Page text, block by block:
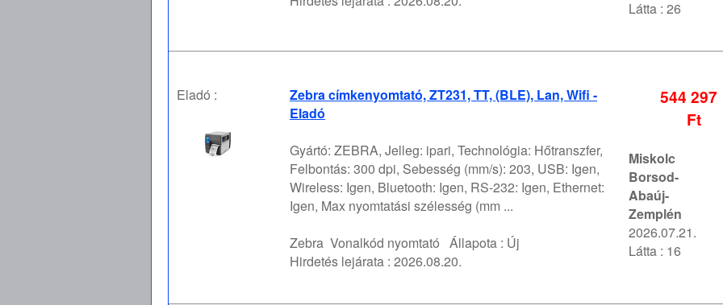
Látta : 26
Eladó :
Zebra címkenyomtató, ZT231, TT, (BLE), Lan, Wifi -
Eladó
Gyártó: ZEBRA, Jelleg: ipari, Technológia: Hőtranszfer,
Felbontás: 300 dpi, Sebesség (mm/s): 203, USB: Igen,
Wireless: Igen, Bluetooth: Igen, RS-232: Igen, Ethernet:
Igen, Max nyomtatási szélesség (mm ...
Zebra Vonalkód nyomtató Állapota : Új
Hirdetés lejárata : 2026.08.20.
544 297
Ft
Miskolc
Borsod-
Abaúj-
Zemplén
2026.07.21.
Látta : 16